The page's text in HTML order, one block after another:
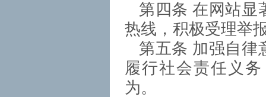
第四条 在网站显
热线，积极受理举
第五条 加强自律
履行社会责任义
为。